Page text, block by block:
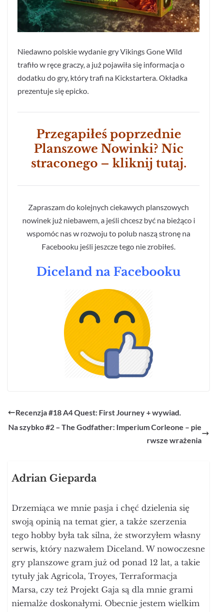
Niedawno polskie wydanie gry Vikings Gone Wild
trafiło w ręce graczy, a już pojawiła się informacja o
dodatku do gry, który trafi na Kickstartera. Okładka
prezentuje się epicko.
Przegapiłeś poprzednie
Planszowe Nowinki? Nic
straconego – kliknij tutaj.
Zapraszam do kolejnych ciekawych planszowych
nowinek już niebawem, a jeśli chcesz być na bieżąco i
wspomóc nas w rozwoju to polub naszą stronę na
Facebooku jeśli jeszcze tego nie zrobiłeś.
Diceland na Facebooku
Recenzja #18 A4 Quest: First Journey + wywiad.
Na szybko #2 – The Godfather: Imperium Corleone – pie
rwsze wrażenia
Adrian Gieparda
Drzemiąca we mnie pasja i chęć dzielenia się
swoją opinią na temat gier, a także szerzenia
tego hobby była tak silna, że stworzyłem własny
serwis, który nazwałem Diceland. W nowoczesne
gry planszowe gram już od ponad 12 lat, a takie
tytuły jak Agricola, Troyes, Terraformacja
Marsa, czy też Projekt Gaja są dla mnie grami
niemalże doskonałymi. Obecnie jestem wielkim